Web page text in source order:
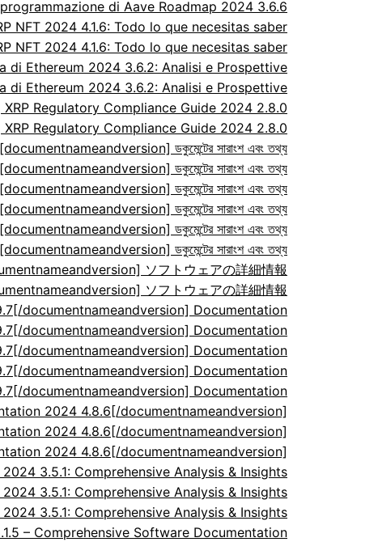
di Aave Roadmap 2024 3.6.6
NFT 2024 4.1.6: Todo lo que necesitas saber
NFT 2024 4.1.6: Todo lo que necesitas saber
di Ethereum 2024 3.6.2: Analisi e Prospettive
di Ethereum 2024 3.6.2: Analisi e Prospettive
Regulatory Compliance Guide 2024 2.8.0
Regulatory Compliance Guide 2024 2.8.0
[documentnameandversion] ডকুমেন্টের সারাংশ এবং তথ্য
[documentnameandversion] ডকুমেন্টের সারাংশ এবং তথ্য
[documentnameandversion] ডকুমেন্টের সারাংশ এবং তথ্য
[documentnameandversion] ডকুমেন্টের সারাংশ এবং তথ্য
[documentnameandversion] ডকুমেন্টের সারাংশ এবং তথ্য
[documentnameandversion] ডকুমেন্টের সারাংশ এবং তথ্য
ソフトウェアの詳細情報
ソフトウェアの詳細情報
documentnameandversion] Documentation
documentnameandversion] Documentation
documentnameandversion] Documentation
documentnameandversion] Documentation
documentnameandversion] Documentation
2024 4.8.6[/documentnameandversion]
2024 4.8.6[/documentnameandversion]
2024 4.8.6[/documentnameandversion]
3.5.1: Comprehensive Analysis & Insights
3.5.1: Comprehensive Analysis & Insights
3.5.1: Comprehensive Analysis & Insights
– Comprehensive Software Documentation